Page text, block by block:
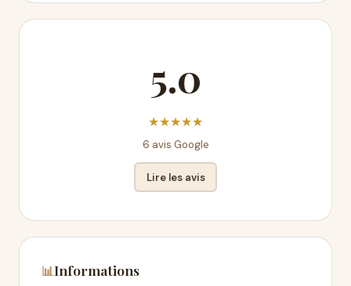
5.0
★★★★★
6 avis Google
Lire les avis
📊Informations